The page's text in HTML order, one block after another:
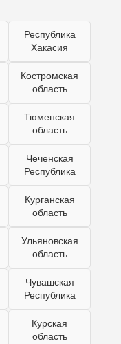
Республика
Хакасия
Костромская
область
Тюменская
область
Чеченская
Республика
Курганская
область
Ульяновская
область
Чувашская
Республика
Курская
область